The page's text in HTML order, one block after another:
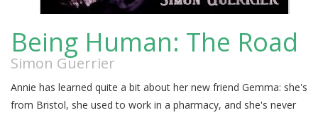
Being Human: The Road
Simon Guerrier
Annie has learned quite a bit about her new friend Gemma: she's
from Bristol, she used to work in a pharmacy, and she's never